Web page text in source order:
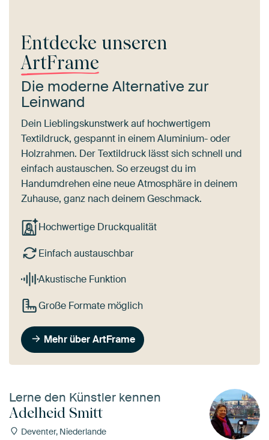
Entdecke unseren
ArtFrame
Die moderne Alternative zur
Leinwand
Dein Lieblingskunstwerk auf hochwertigem
Textildruck, gespannt in einem Aluminium- oder
Holzrahmen. Der Textildruck lässt sich schnell und
einfach austauschen. So erzeugst du im
Handumdrehen eine neue Atmosphäre in deinem
Zuhause, ganz nach deinem Geschmack.
Hochwertige Druckqualität
Einfach austauschbar
Akustische Funktion
Große Formate möglich
Mehr über ArtFrame
Lerne den Künstler kennen
Adelheid Smitt
Deventer, Niederlande